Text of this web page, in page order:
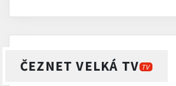
ČEZNET VELKÁ TV TV